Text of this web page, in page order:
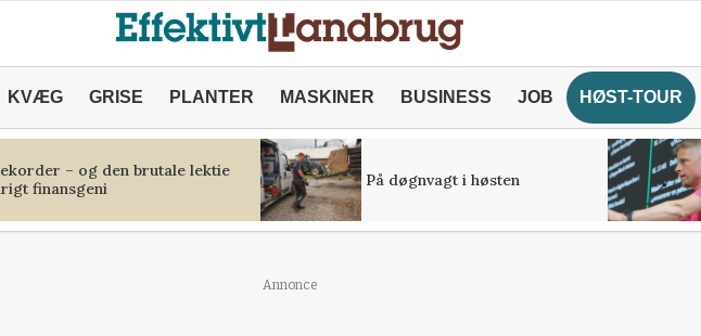
KVÆG GRISE PLANTER MASKINER BUSINESS JOB HØST-TOUR
– og den brutale lektie
finansgeni
På døgnvagt i høsten
Annonce